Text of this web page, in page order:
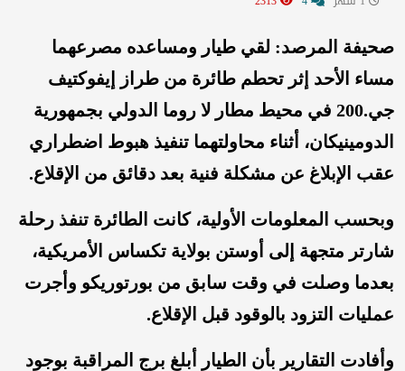
صحيفة المرصد: لقي طيار ومساعده مصرعهما
مساء الأحد إثر تحطم طائرة من طراز إيفوكتيف
جي.200 في محيط مطار لا روما الدولي بجمهورية
الدومينيكان، أثناء محاولتهما تنفيذ هبوط اضطراري
عقب الإبلاغ عن مشكلة فنية بعد دقائق من الإقلاع.
وبحسب المعلومات الأولية، كانت الطائرة تنفذ رحلة
شارتر متجهة إلى أوستن بولاية تكساس الأمريكية،
بعدما وصلت في وقت سابق من بورتوريكو وأجرت
عمليات التزود بالوقود قبل الإقلاع.
وأفادت التقارير بأن الطيار أبلغ برج المراقبة بوجود